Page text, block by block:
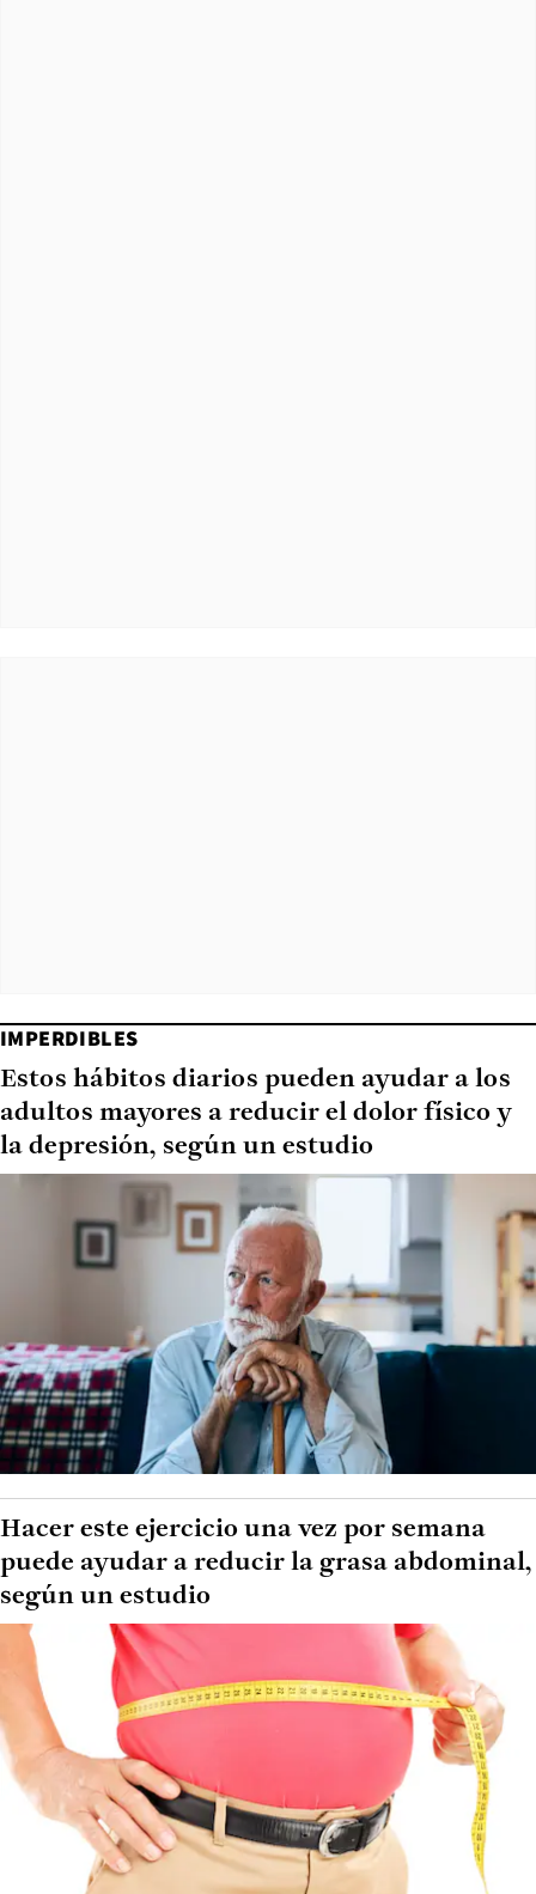
IMPERDIBLES
Estos hábitos diarios pueden ayudar a los
adultos mayores a reducir el dolor físico y
la depresión, según un estudio
Hacer este ejercicio una vez por semana
puede ayudar a reducir la grasa abdominal,
según un estudio